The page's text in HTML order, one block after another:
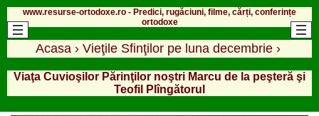
www.resurse-ortodoxe.ro - Predici, rugăciuni, filme, cărți, conferințe
ortodoxe
Acasa › Vieţile Sfinţilor pe luna decembrie ›
Viaţa Cuvioşilor Părinţilor noştri Marcu de la peşteră şi
Teofil Plîngătorul